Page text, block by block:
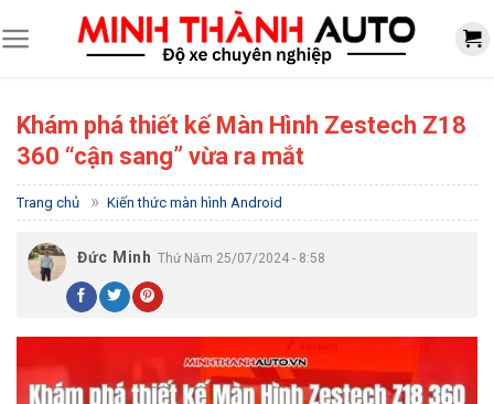
to
Khám phá thiết kế Màn Hình Zestech Z18
360 “cận sang” vừa ra mắt
Trang chủ » Kiến thức màn hình Android
Đức Minh Thứ Năm 25/07/2024 - 8:58